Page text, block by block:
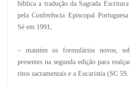
bíblica a tradução da Sagrada
pela Conferência Episcopal
Sé em 1991;
– mantém os formulários novos,
presentes na segunda edição para
ritos sacramentais e a Eucaristia (SC